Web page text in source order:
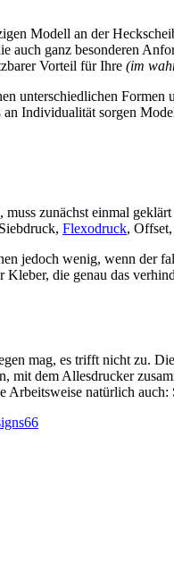
Modell an der
auch ganz besonderen
Vorteil für Ihre (im
unterschiedlichen
Individualität sorgen
zunächst einmal
Flexodruck,
jedoch wenig, wenn der
die genau das
mag, es trifft nicht zu.
dem Allesdrucker
natürlich